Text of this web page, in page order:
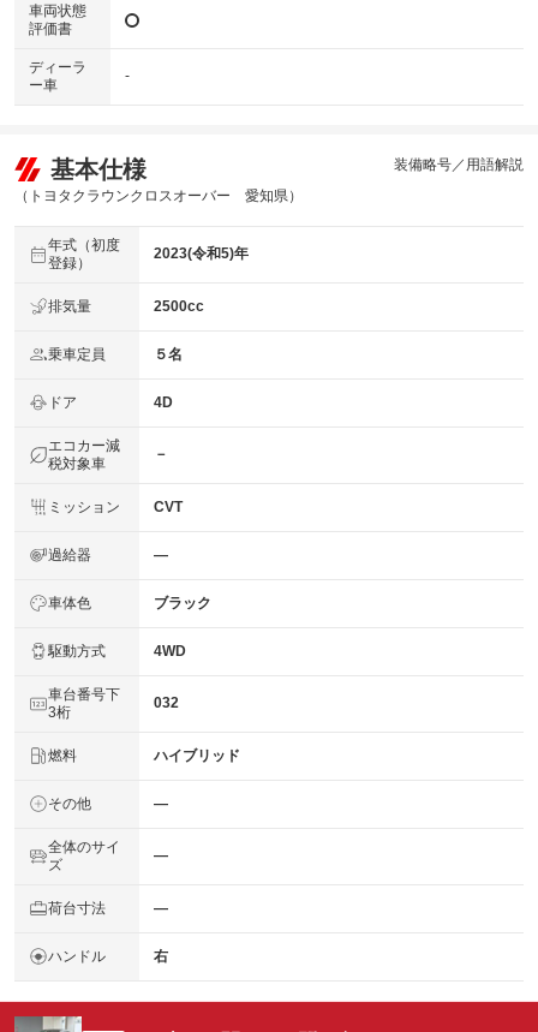
車両状態
評価書
ディーラ
ー車
-
基本仕様
（トヨタクラウンクロスオーバー 愛知県）
装備略号／用語解説
年式（初度
登録）
2023(令和5)年
排気量 2500cc
乗車定員 ５名
ドア 4D
エコカー減
税対象車
－
ミッション CVT
過給器 ―
車体色 ブラック
駆動方式 4WD
車台番号下
3桁
032
燃料 ハイブリッド
その他 ―
全体のサイ
ズ
―
荷台寸法 ―
ハンドル 右